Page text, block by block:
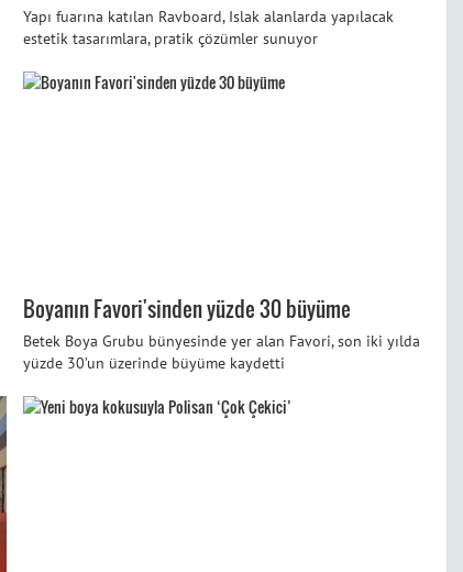
Yapı fuarına katılan Ravboard, Islak alanlarda yapılacak
estetik tasarımlara, pratik çözümler sunuyor
Boyanın Favori'sinden yüzde 30 büyüme
Betek Boya Grubu bünyesinde yer alan Favori, son iki yılda
yüzde 30’un üzerinde büyüme kaydetti